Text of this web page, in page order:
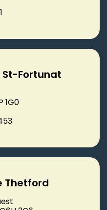
Fortunat
1G0
Thetford